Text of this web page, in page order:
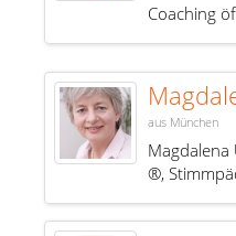
Coaching
aus München
Magdalena
®,